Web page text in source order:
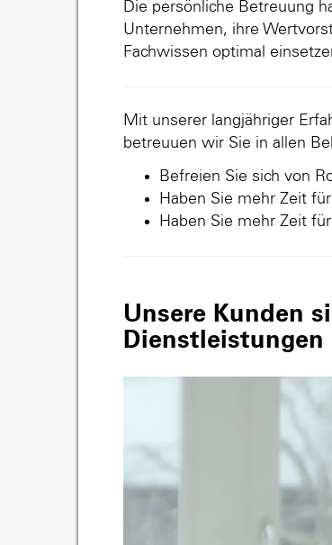
Die persönliche Betreuung
Unternehmen, ihre
Fachwissen optimal
Mit unserer langjähriger
betreuuen wir Sie in allen
Befreien Sie sich von
Haben Sie mehr Zeit
Haben Sie mehr Zeit
Unsere Kunden
Dienstleistungen